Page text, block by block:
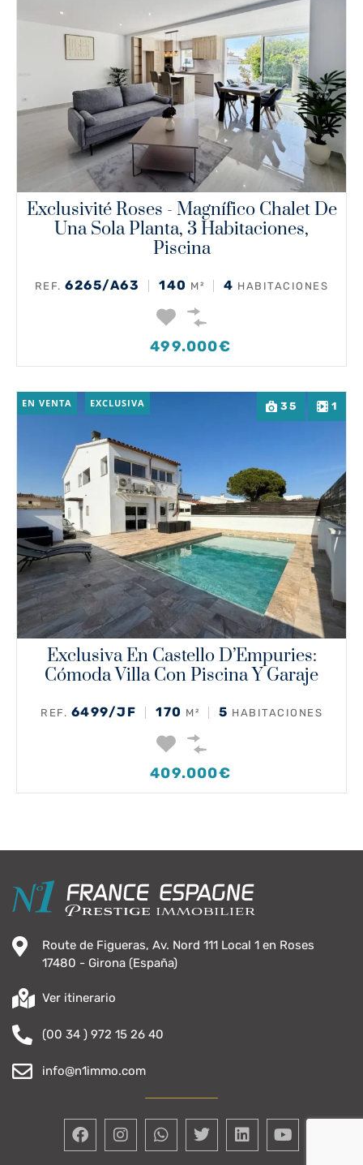
Exclusivité Roses - Magnífico Chalet De
Una Sola Planta, 3 Habitaciones,
Piscina
REF.6265/A63 140 M² 4 HABITACIONES
499.000€
35 1
EN VENTA EXCLUSIVA
Exclusiva En Castello D’Empuries:
Cómoda Villa Con Piscina Y Garaje
REF. 6499/JF 170 M² 5 HABITACIONES
409.000€
Route de Figueras, Av. Nord 111 Local 1 en Roses
17480 - Girona (España)
Ver itinerario
(00 34 ) 972 15 26 40
info@n1immo.com